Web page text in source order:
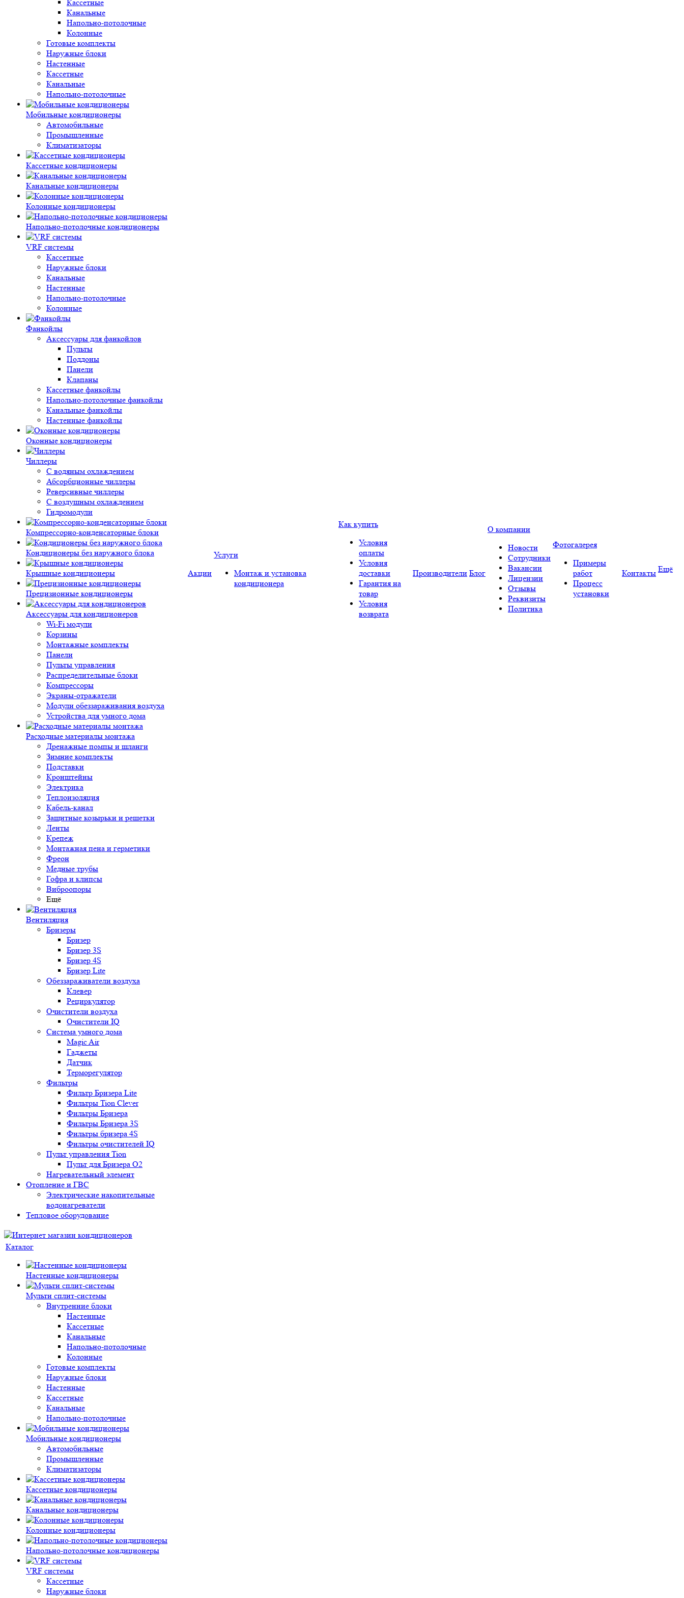
Кассетные
Канальные
Напольно-потолочные
Колонные
Готовые комплекты
Наружные блоки
Настенные
Кассетные
Канальные
Напольно-потолочные
Мобильные кондиционеры
Автомобильные
Промышленные
Климатизаторы
Кассетные кондиционеры
Канальные кондиционеры
Колонные кондиционеры
Напольно-потолочные кондиционеры
VRF системы
Кассетные
Наружные блоки
Канальные
Настенные
Напольно-потолочные
Колонные
Фанкойлы
Аксессуары для фанкойлов
Пульты
Поддоны
Панели
Клапаны
Кассетные фанкойлы
Напольно-потолочные фанкойлы
Канальные фанкойлы
Настенные фанкойлы
Оконные кондиционеры
Чиллеры
С водяным охлаждением
Абсорбционные чиллеры
Реверсивные чиллеры
С воздушным охлаждением
Гидромодули
Компрессорно-конденсаторные блоки
Кондиционеры без наружного блока
Крышные кондиционеры
Прецизионные кондиционеры
Аксессуары для кондиционеров
Wi-Fi модули
Корзины
Монтажные комплекты
Панели
Пульты управления
Распределительные блоки
Компрессоры
Экраны-отражатели
Модули обеззараживания воздуха
Устройства для умного дома
Расходные материалы монтажа
Дренажные помпы и шланги
Зимние комплекты
Подставки
Кронштейны
Электрика
Теплоизоляция
Кабель-канал
Защитные козырьки и решетки
Ленты
Крепеж
Монтажная пена и герметики
Фреон
Медные трубы
Гофра и клипсы
Виброопоры
Ещё
Вентиляция
Бризеры
Бризер
Бризер 3S
Бризер 4S
Бризер Lite
Обеззараживатели воздуха
Клевер
Рециркулятор
Очистители воздуха
Очистители IQ
Система умного дома
Magic Air
Гаджеты
Датчик
Терморегулятор
Фильтры
Фильтр Бризера Lite
Фильтры Tion Clever
Фильтры Бризера
Фильтры Бризера 3S
Фильтры бризера 4S
Фильтры очистителей IQ
Пульт управления Tion
Пульт для Бризера O2
Нагревательный элемент
Отопление и ГВС
Электрические накопительные
водонагреватели
Тепловое оборудование
Акции
Услуги
Монтаж и установка
кондиционера
Как купить
Условия
оплаты
Условия
доставки
Гарантия на
товар
Условия
возврата
Производители Блог
О компании
Новости
Сотрудники
Вакансии
Лицензии
Отзывы
Реквизиты
Политика
Фотогалерея
Примеры
работ
Процесс
установки
Контакты Ещё
Каталог
Настенные кондиционеры
Мульти сплит-системы
Внутренние блоки
Настенные
Кассетные
Канальные
Напольно-потолочные
Колонные
Готовые комплекты
Наружные блоки
Настенные
Кассетные
Канальные
Напольно-потолочные
Мобильные кондиционеры
Автомобильные
Промышленные
Климатизаторы
Кассетные кондиционеры
Канальные кондиционеры
Колонные кондиционеры
Напольно-потолочные кондиционеры
VRF системы
Кассетные
Наружные блоки